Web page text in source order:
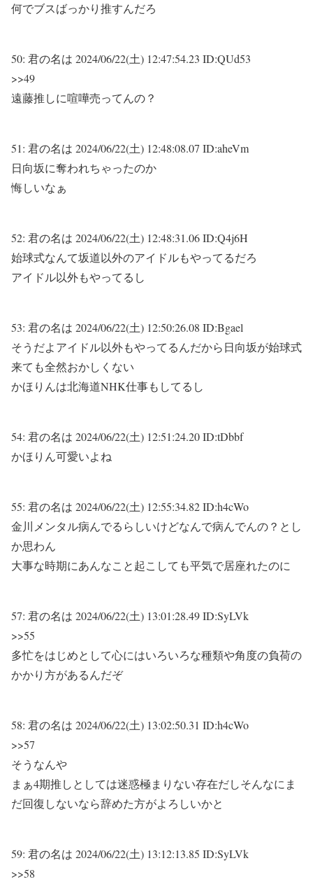
何でブスばっかり推すんだろ
50: 君の名は 2024/06/22(土) 12:47:54.23 ID:QUd53
>>49
遠藤推しに喧嘩売ってんの？
51: 君の名は 2024/06/22(土) 12:48:08.07 ID:aheVm
日向坂に奪われちゃったのか
悔しいなぁ
52: 君の名は 2024/06/22(土) 12:48:31.06 ID:Q4j6H
始球式なんて坂道以外のアイドルもやってるだろ
アイドル以外もやってるし
53: 君の名は 2024/06/22(土) 12:50:26.08 ID:Bgael
そうだよアイドル以外もやってるんだから日向坂が始球式
来ても全然おかしくない
かほりんは北海道NHK仕事もしてるし
54: 君の名は 2024/06/22(土) 12:51:24.20 ID:tDbbf
かほりん可愛いよね
55: 君の名は 2024/06/22(土) 12:55:34.82 ID:h4cWo
金川メンタル病んでるらしいけどなんで病んでんの？とし
か思わん
大事な時期にあんなこと起こしても平気で居座れたのに
57: 君の名は 2024/06/22(土) 13:01:28.49 ID:SyLVk
>>55
多忙をはじめとして心にはいろいろな種類や角度の負荷の
かかり方があるんだぞ
58: 君の名は 2024/06/22(土) 13:02:50.31 ID:h4cWo
>>57
そうなんや
まぁ4期推しとしては迷惑極まりない存在だしそんなにま
だ回復しないなら辞めた方がよろしいかと
59: 君の名は 2024/06/22(土) 13:12:13.85 ID:SyLVk
>>58